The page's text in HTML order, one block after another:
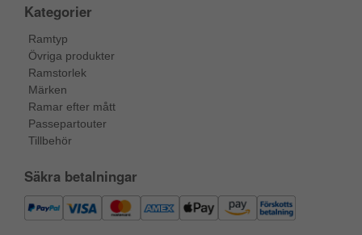
Kategorier
Ramtyp
Övriga produkter
Ramstorlek
Märken
Ramar efter mått
Passepartouter
Tillbehör
Säkra betalningar